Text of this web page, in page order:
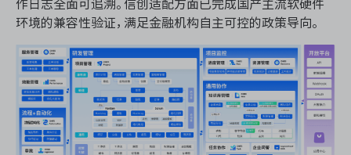
作日志全面可追溯。信创适配方面已完成国产主流软硬件
环境的兼容性验证，满足金融机构自主可控的政策导向。